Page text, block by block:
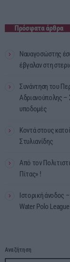
Πρόσφατα άρθρα
Ναυαγοσώστης
έβγαλαν στη
Συνάντηση του
Αδριανούπολης –
υποδομές
Κοντά στους
Στυλιανίδης
Από τον
Πίτας» !
Ιστορική
Water Polo
Αναζήτηση